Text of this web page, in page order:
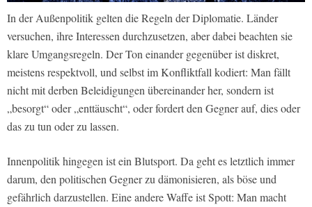
In der Außenpolitik gelten die Regeln der Diplomatie. Länder
versuchen, ihre Interessen durchzusetzen, aber dabei beachten sie
klare Umgangsregeln. Der Ton einander gegenüber ist diskret,
meistens respektvoll, und selbst im Konfliktfall kodiert: Man fällt
nicht mit derben Beleidigungen übereinander her, sondern ist
„besorgt“ oder „enttäuscht“, oder fordert den Gegner auf, dies oder
das zu tun oder zu lassen.
Innenpolitik hingegen ist ein Blutsport. Da geht es letztlich immer
darum, den politischen Gegner zu dämonisieren, als böse und
gefährlich darzustellen. Eine andere Waffe ist Spott: Man macht